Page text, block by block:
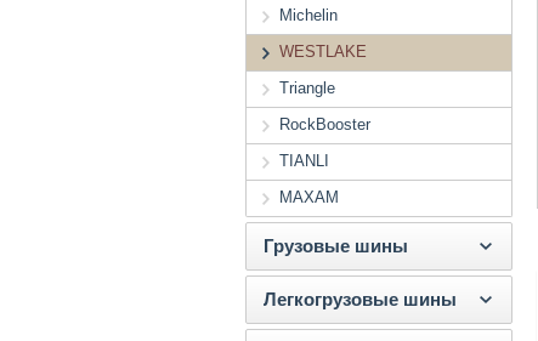
Michelin
WESTLAKE
Triangle
RockBooster
TIANLI
MAXAM
Грузовые шины
Легкогрузовые шины